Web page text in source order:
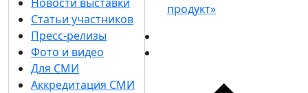
Статьи участников
Пресс-релизы
Фото и видео
Для СМИ
Аккредитация СМИ
продукт»